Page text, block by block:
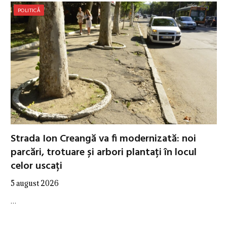
POLITICĂ
Strada Ion Creangă va fi modernizată: noi
parcări, trotuare și arbori plantați în locul
celor uscați
5 august 2026
…